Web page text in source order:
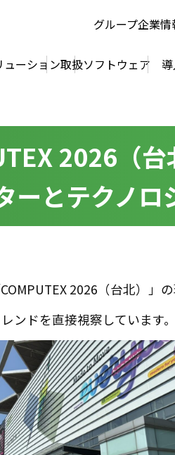
グループ企業情
ューション取扱ソフトウェア
2026（
ーとテクノロ
2026（台北）」
ドを直接視察しています。